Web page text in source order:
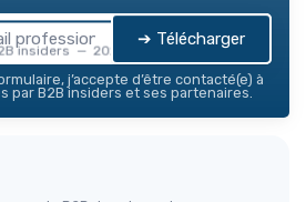
insiders — 2026
➔ Télécharger
j’accepte d’être contacté(e) à
par B2B insiders et ses partenaires.